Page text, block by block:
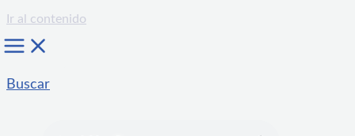
Ir al contenido
Buscar